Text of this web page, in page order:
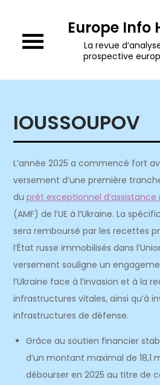
content
Europe Info
La revue
prospective
IOUSSOUPOV
L’année 2025 a commencé fort
versement d’une première
duprêt exceptionnel
(AMF) de l’UE à l’Ukraine. La
sera remboursé par les recettes
l’État russe immobilisés dans
versement souligne un
l’Ukraine face à l’invasion et à la
infrastructures vitales, ainsi qu’à
infrastructures de défense.
Grâce au soutien financier
d’un montant maximal de 18,1
débourser en 2025 au titre de